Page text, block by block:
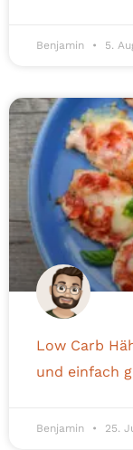
Benjamin 5.
Low Carb
und einfach
Benjamin 25.